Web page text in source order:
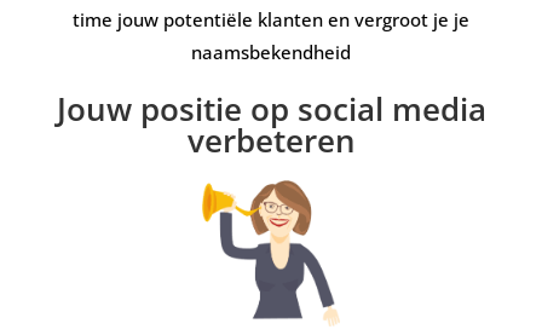
time jouw potentiële klanten en vergroot je je
naamsbekendheid
Jouw positie op social media
verbeteren